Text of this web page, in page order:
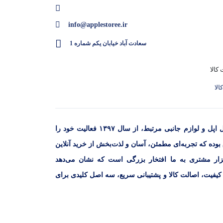
info@applestoree.ir
سعادت آباد خیابان یکم شماره 1
فروشگاه اپل استور با هدف ارائه‌ محصولات اورجینال اپل و لوازم جانبی مرتبط، از سال ۱۳۹۷ فعالیت خود را
که تجربه‌ای مطمئن، آسان و لذت‌بخش از خرید آنلاین
کاربران فراهم کنیم. اعتماد بیش از ۳۰ هزار مشتری به ما افتخار بزرگی است که نشان می‌دهد
اصالت کالا و پشتیبانی سریع، سه اصل کلیدی برای